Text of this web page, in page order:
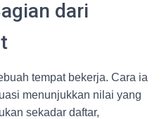
dari
tempat bekerja. Cara ia
menunjukkan nilai yang
sekadar daftar,